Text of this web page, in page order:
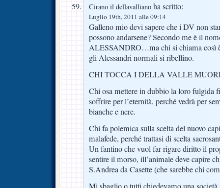
Cirano il dellavalliano ha scritto:
Luglio 19th, 2011 alle 09:14
Galleno mio devi sapere che i DV non
possono andarsene? Secondo me è il
ALESSANDRO…ma chi si chiama così
gli Alessandri normali si ribellino.
CHI TOCCA I DELLA VALLE
Chi osa mettere in dubbio la loro fulgida
soffrire per l’eternità, perché vedrà per
bianche e nere.
Chi fa polemica sulla scelta del nuovo
malafede, perché trattasi di scelta
Un fantino che vuol far rigare diritto il
sentire il morso, ill’animale deve capire
S.Andrea da Casette (che sarebbe chi